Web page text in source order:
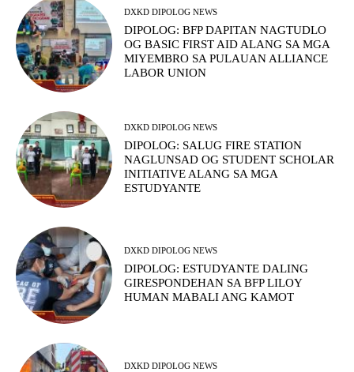
DXKD DIPOLOG NEWS
DIPOLOG: BFP DAPITAN NAGTUDLO
OG BASIC FIRST AID ALANG SA MGA
MIYEMBRO SA PULAUAN ALLIANCE
LABOR UNION
DXKD DIPOLOG NEWS
DIPOLOG: SALUG FIRE STATION
NAGLUNSAD OG STUDENT SCHOLAR
INITIATIVE ALANG SA MGA
ESTUDYANTE
DXKD DIPOLOG NEWS
DIPOLOG: ESTUDYANTE DALING
GIRESPONDEHAN SA BFP LILOY
HUMAN MABALI ANG KAMOT
DXKD DIPOLOG NEWS